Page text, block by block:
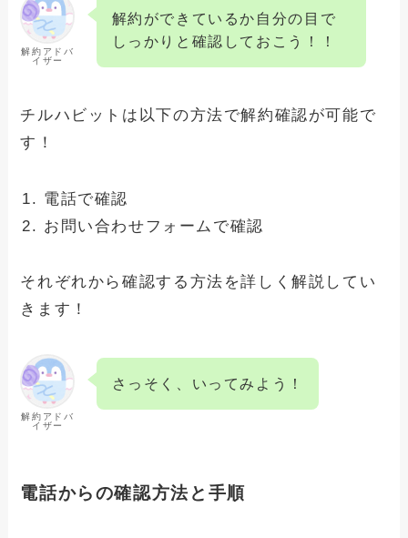
dramaboxの解約できない？確実に退会
手続きさせる方法と手順
winskinの解約できない？確実に退会手
続きさせる方法と手順
アドクリーナーの解約できない理由と
解約アドバ
イザー
解約ができているか自分の目で
しっかりと確認しておこう！！
チルハビットは以下の方法で解約確認が可能で
す！
電話で確認
お問い合わせフォームで確認
それぞれから確認する方法を詳しく解説してい
きます！
解約アドバ
イザー
さっそく、いってみよう！
電話からの確認方法と手順